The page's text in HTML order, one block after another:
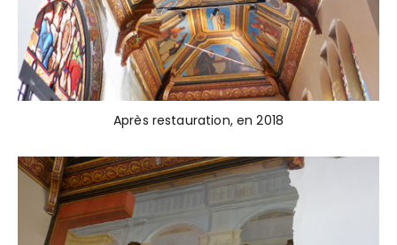
Après restauration, en 2018